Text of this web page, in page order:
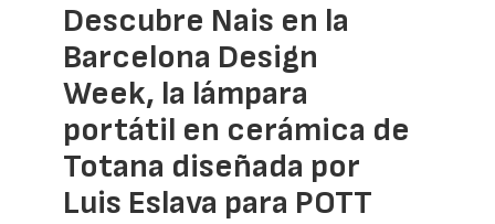
Descubre Nais en la
Barcelona Design
Week, la lámpara
portátil en cerámica de
Totana diseñada por
Luis Eslava para POTT